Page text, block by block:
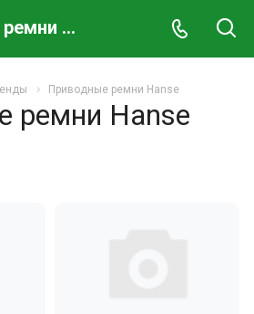
Приводные ремни Hanse
Приводные ремни Hanse
ремни Hanse